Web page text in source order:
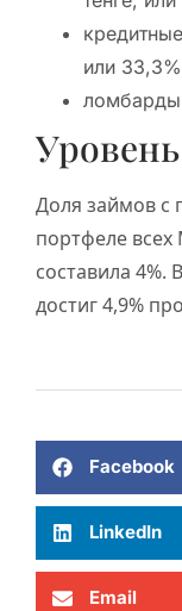
или
ломбарды
Доля займов с
портфеле
составила 4%.
достиг 4,9%
Facebook
LinkedIn
Email